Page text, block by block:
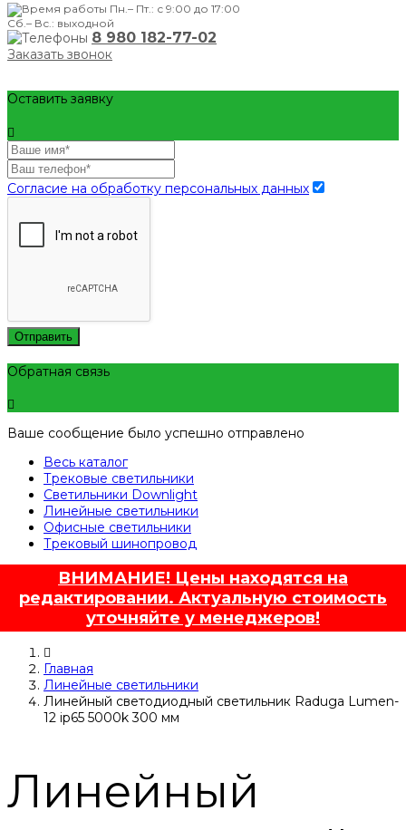
Пн.– Пт.: с 9:00 до 17:00
Сб.– Вс.: выходной
8 980 182-77-02
Заказать звонок
Оставить заявку
Согласие на обработку персональных данных
Отправить
Обратная связь
Ваше сообщение было успешно отправлено
Весь каталог
Трековые светильники
Светильники Downlight
Линейные светильники
Офисные светильники
Трековый шинопровод
ВНИМАНИЕ! Цены находятся на
редактировании. Актуальную стоимость
уточняйте у менеджеров!
Главная
Линейные светильники
Линейный светодиодный светильник Raduga Lumen-
12 ip65 5000k 300 мм
Линейный